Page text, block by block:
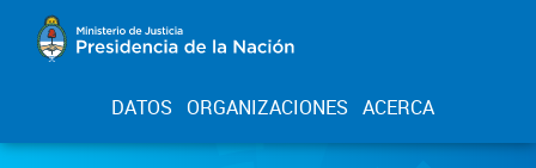
DATOS ORGANIZACIONES ACERCA